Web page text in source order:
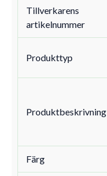
Tillverkarens
artikelnummer
Produkttyp
Produktbeskrivning
Färg